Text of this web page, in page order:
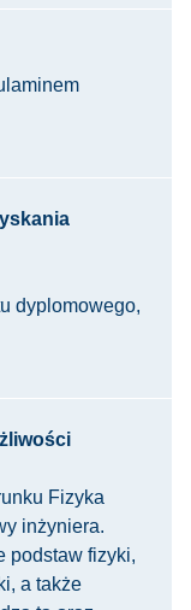
dyplomowego,
Fizyka
inżyniera.
podstaw fizyki,
a także